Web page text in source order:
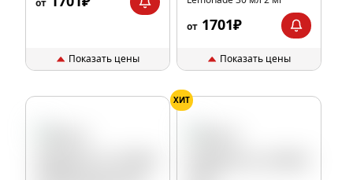
Показать цены
от 1701₽
Показать цены
ХИТ